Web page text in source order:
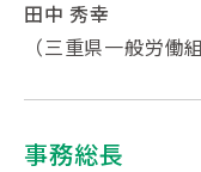
田中 秀幸
（三重県一般労働
事務総長